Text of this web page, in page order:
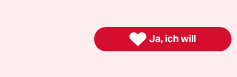
 Ja, ich will